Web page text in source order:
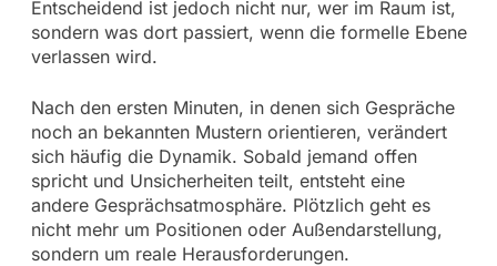
Entscheidend ist jedoch nicht nur, wer im Raum ist,
sondern was dort passiert, wenn die formelle Ebene
verlassen wird.
Nach den ersten Minuten, in denen sich Gespräche
noch an bekannten Mustern orientieren, verändert
sich häufig die Dynamik. Sobald jemand offen
spricht und Unsicherheiten teilt, entsteht eine
andere Gesprächsatmosphäre. Plötzlich geht es
nicht mehr um Positionen oder Außendarstellung,
sondern um reale Herausforderungen.